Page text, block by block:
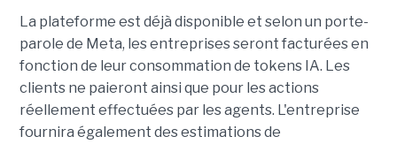
La plateforme est déjà disponible et selon un porte-
parole de Meta, les entreprises seront facturées en
fonction de leur consommation de tokens IA. Les
clients ne paieront ainsi que pour les actions
réellement effectuées par les agents. L'entreprise
fournira également des estimations de